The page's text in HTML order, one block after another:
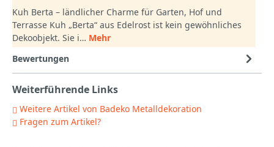
Kuh Berta – ländlicher Charme für Garten, Hof und
Terrasse Kuh „Berta“ aus Edelrost ist kein gewöhnliches
Dekoobjekt. Sie i… Mehr
Bewertungen
Weiterführende Links
Weitere Artikel von Badeko Metalldekoration
Fragen zum Artikel?